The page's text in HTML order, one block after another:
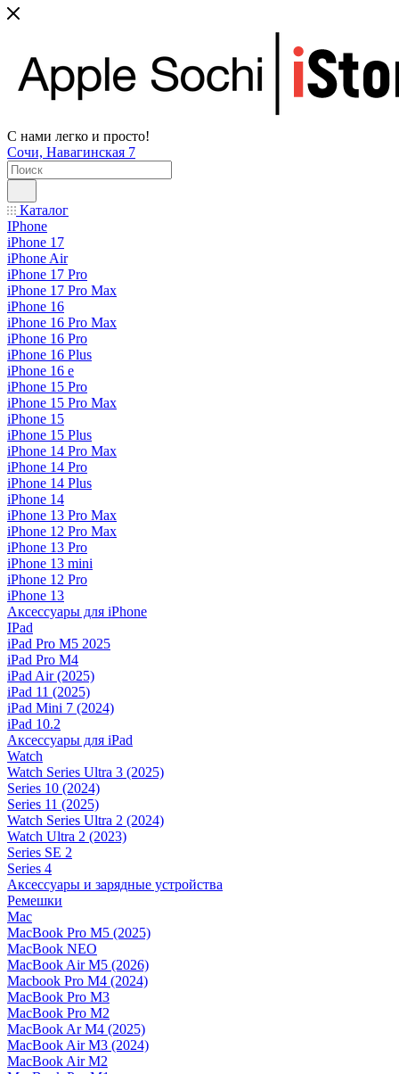
С нами легко и просто!
Сочи, Навагинская 7
Каталог
IPhone
iPhone 17
iPhone Air
iPhone 17 Pro
iPhone 17 Pro Max
iPhone 16
iPhone 16 Pro Max
iPhone 16 Pro
iPhone 16 Plus
iPhone 16 e
iPhone 15 Pro
iPhone 15 Pro Max
iPhone 15
iPhone 15 Plus
iPhone 14 Pro Max
iPhone 14 Pro
iPhone 14 Plus
iPhone 14
iPhone 13 Pro Max
iPhone 12 Pro Max
iPhone 13 Pro
iPhone 13 mini
iPhone 12 Pro
iPhone 13
Аксессуары для iPhone
IPad
iPad Pro M5 2025
iPad Pro M4
iPad Air (2025)
iPad 11 (2025)
iPad Mini 7 (2024)
iPad 10.2
Аксессуары для iPad
Watch
Watch Series Ultra 3 (2025)
Series 10 (2024)
Series 11 (2025)
Watch Series Ultra 2 (2024)
Watch Ultra 2 (2023)
Series SE 2
Series 4
Аксессуары и зарядные устройства
Ремешки
Mac
MacBook Pro M5 (2025)
MacBook NEO
MacBook Air M5 (2026)
Macbook Pro M4 (2024)
MacBook Pro M3
MacBook Pro M2
MacBook Ar M4 (2025)
MacBook Air M3 (2024)
MacBook Air M2